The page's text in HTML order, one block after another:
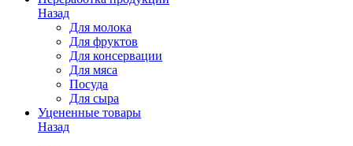
Назад
Для молока
Для фруктов
Для консервации
Для мяса
Посуда
Для сыра
Уцененные товары
Назад